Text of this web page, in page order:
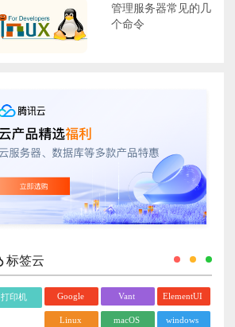
管理服务器常见的几
个命令
标签云
打印机 Google Vant ElementUI
Linux macOS windows